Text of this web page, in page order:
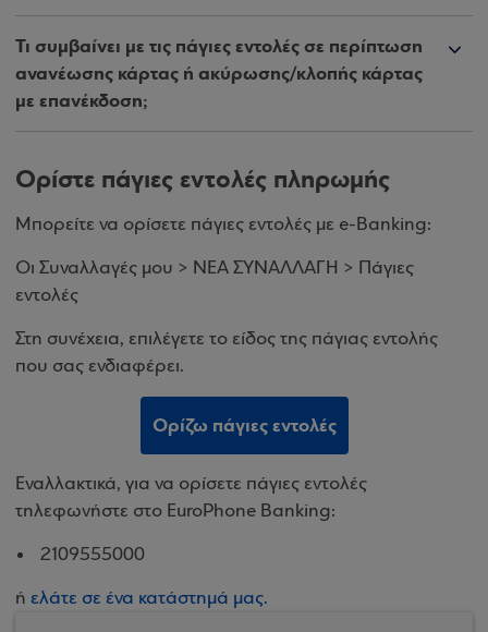
Τι συμβαίνει με τις πάγιες εντολές σε περίπτωση
ανανέωσης κάρτας ή ακύρωσης/κλοπής κάρτας
με επανέκδοση;
Ορίστε πάγιες εντολές πληρωμής
Μπορείτε να ορίσετε πάγιες εντολές με e-Banking:
Οι Συναλλαγές μου > ΝΕΑ ΣΥΝΑΛΛΑΓΗ > Πάγιες
εντολές
Στη συνέχεια, επιλέγετε το είδος της πάγιας εντολής
που σας ενδιαφέρει.
Ορίζω πάγιες εντολές
Εναλλακτικά, για να ορίσετε πάγιες εντολές
τηλεφωνήστε στο EuroPhone Banking:
2109555000
ή ελάτε σε ένα κατάστημά μας.